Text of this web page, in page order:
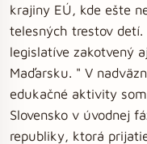
krajiny EÚ, kde ešte
telesných trestov
legislatíve zakotvený
Maďarsku. " V
edukačné aktivity
Slovensko v úvodnej
republiky, ktorá